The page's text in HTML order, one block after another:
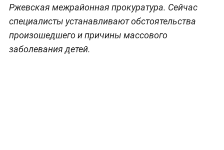
Ржевская межрайонная прокуратура. Сейчас
специалисты устанавливают обстоятельства
произошедшего и причины массового
заболевания детей.